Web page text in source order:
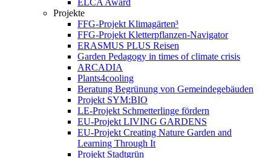
ELCA Award
Projekte
FFG-Projekt Klimagärten³
FFG-Projekt Kletterpflanzen-Navigator
ERASMUS PLUS Reisen
Garden Pedagogy in times of climate crisis
ARCADIA
Plants4cooling
Beratung Begrünung von Gemeindegebäuden
Projekt SYM:BIO
LE-Projekt Schmetterlinge fördern
EU-Projekt LIVING GARDENS
EU-Projekt Creating Nature Garden and
Learning Through It
Projekt Stadtgrün